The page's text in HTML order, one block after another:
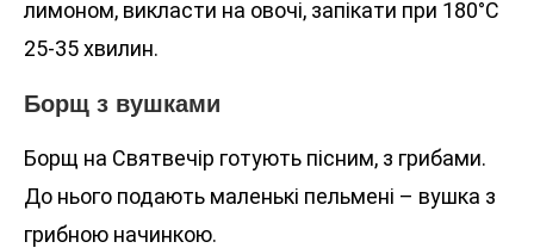
лимоном, викласти на овочі, запікати при 180°C
25-35 хвилин.
Борщ з вушками
Борщ на Святвечір готують пісним, з грибами.
До нього подають маленькі пельмені – вушка з
грибною начинкою.